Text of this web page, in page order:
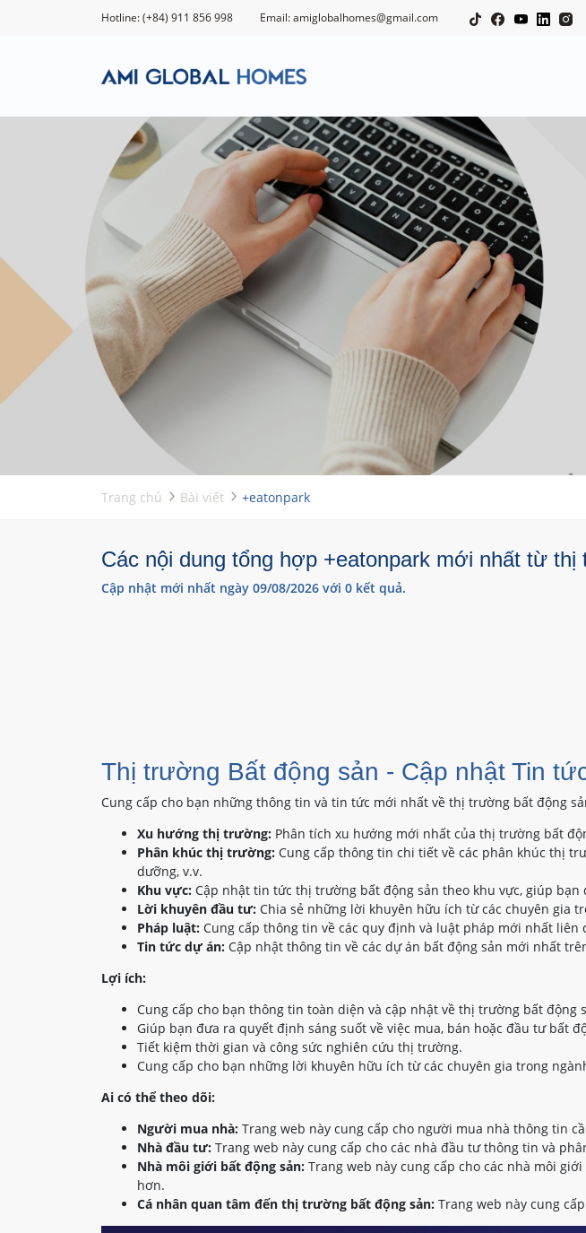
Hotline: (+84) 911 856 998 Email: amiglobalhomes@gmail.com
Trang chủ Bài viết +eatonpark
Các nội dung tổng hợp +eatonpark mới nhất từ
Cập nhật mới nhất ngày 09/08/2026 với 0 kết quả.
Thị trường Bất động sản - Cập nhật Tin
Cung cấp cho bạn những thông tin và tin tức mới nhất về thị trường bất động
Xu hướng thị trường:Phân tích xu hướng mới nhất của thị trường bất
Phân khúc thị trường:Cung cấp thông tin chi tiết về các phân khúc thị
dưỡng, v.v.
Khu vực:Cập nhật tin tức thị trường bất động sản theo khu vực, giúp
Lời khuyên đầu tư:Chia sẻ những lời khuyên hữu ích từ các chuyên gia
Pháp luật:Cung cấp thông tin về các quy định và luật pháp mới nhất
Tin tức dự án:Cập nhật thông tin về các dự án bất động sản mới nhất
Lợi ích:
Cung cấp cho bạn thông tin toàn diện và cập nhật về thị trường bất động
Giúp bạn đưa ra quyết định sáng suốt về việc mua, bán hoặc đầu tư bất
Tiết kiệm thời gian và công sức nghiên cứu thị trường.
Cung cấp cho bạn những lời khuyên hữu ích từ các chuyên gia trong
Ai có thể theo dõi:
Người mua nhà:Trang web này cung cấp cho người mua nhà thông tin
Nhà đầu tư:Trang web này cung cấp cho các nhà đầu tư thông tin và
Nhà môi giới bất động sản:Trang web này cung cấp cho các nhà môi
hơn.
Cá nhân quan tâm đến thị trường bất động sản:Trang web này cung